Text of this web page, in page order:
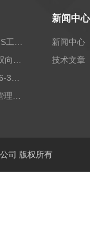
新闻中心
新闻中心
技术文章
司 版权所有